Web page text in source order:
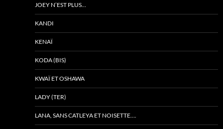
JOEY N’EST PLUS…
KANDI
KENAÏ
KODA (BIS)
KWAÏ ET OSHAWA
LADY (TER)
LANA, SANS CATLEYA ET NOISETTE….